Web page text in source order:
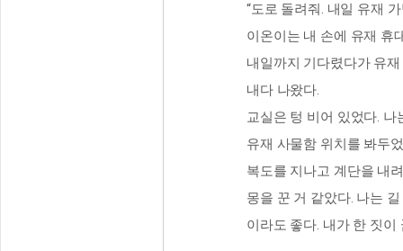
“도로 돌려줘. 내일 유재
이온이는 내 손에 유재 휴
내일까지 기다렸다가 유
내다 나왔다.
교실은 텅 비어 있었다.
유재 사물함 위치를 봐두
복도를 지나고 계단을 내
몽을 꾼 거 같았다. 나는
이라도 좋다. 내가 한 짓